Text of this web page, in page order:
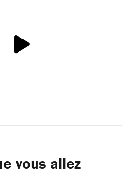
vous allez